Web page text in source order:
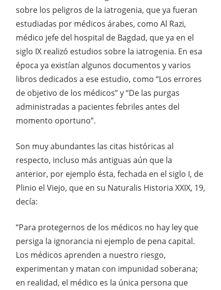
sobre los peligros de la iatrogenia, que ya fueran
estudiadas por médicos árabes, como Al Razi,
médico jefe del hospital de Bagdad, que ya en el
siglo IX realizó estudios sobre la iatrogenia. En esa
época ya existían algunos documentos y varios
libros dedicados a ese estudio, como “Los errores
de objetivo de los médicos” y “De las purgas
administradas a pacientes febriles antes del
momento oportuno”.
Son muy abundantes las citas históricas al
respecto, incluso más antiguas aún que la
anterior, por ejemplo ésta, fechada en el siglo I, de
Plinio el Viejo, que en su Naturalis Historia XXIX, 19,
decía:
“Para protegernos de los médicos no hay ley que
persiga la ignorancia ni ejemplo de pena capital.
Los médicos aprenden a nuestro riesgo,
experimentan y matan con impunidad soberana;
en realidad, el médico es la única persona que